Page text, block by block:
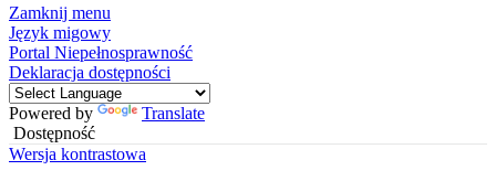
Zamknij menu
Język migowy
Portal Niepełnosprawność
Deklaracja dostępności
Powered by
Translate
Dostępność
Wersja kontrastowa